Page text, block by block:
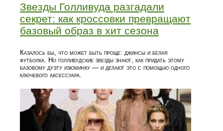
Звезды Голливуда разгадали
секрет: как кроссовки превращают
базовый образ в хит сезона
Казалось бы, что может быть проще: джинсы и белая
футболка. Но голливудские звезды знают, как придать этому
базовому дуэту изюминку — и делают это с помощью одного
ключевого аксессуара.